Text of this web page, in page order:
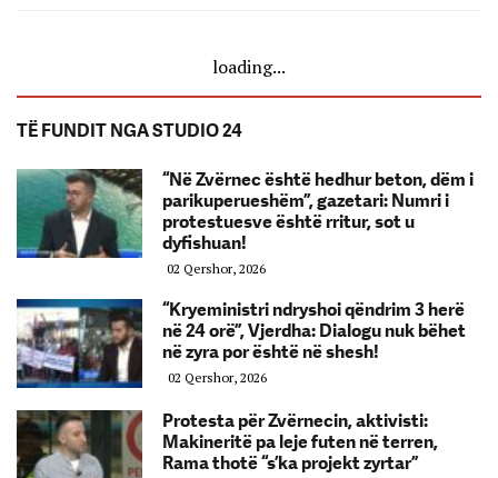
loading...
TË FUNDIT NGA STUDIO 24
“Në Zvërnec është hedhur beton, dëm i
parikuperueshëm”, gazetari: Numri i
protestuesve është rritur, sot u
dyfishuan!
02 Qershor, 2026
“Kryeministri ndryshoi qëndrim 3 herë
në 24 orë”, Vjerdha: Dialogu nuk bëhet
në zyra por është në shesh!
02 Qershor, 2026
Protesta për Zvërnecin, aktivisti:
Makineritë pa leje futen në terren,
Rama thotë “s’ka projekt zyrtar”